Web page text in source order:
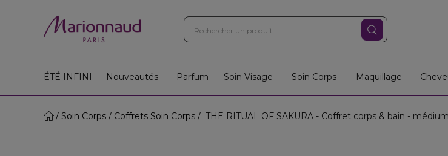
ÉTÉ INFINI Nouveautés Parfum Soin Visage Soin Corps Maquillage
Soin Corps Coffrets Soin Corps THE RITUAL OF SAKURA - Coffret corps & bain - médium